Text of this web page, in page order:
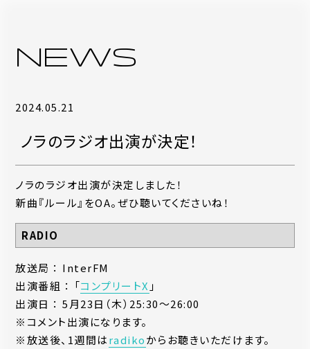
NEWS
2024.05.21
ノラのラジオ出演が決定！
ノラのラジオ出演が決定しました！
新曲『ルール』をOA。ぜひ聴いてくださいね！
RADIO
放送局 ： InterFM
出演番組 ： 「コンプリートX 」
出演日 ： 5月23日（木）25:30～26:00
※コメント出演になります。
※放送後、1週間はradikoからお聴きいただけます。